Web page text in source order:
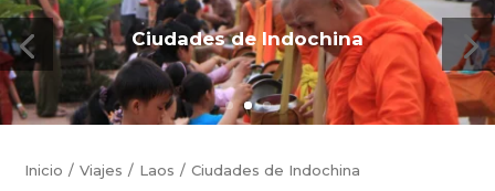
Ciudades de Indochina
Inicio Viajes Laos Ciudades de Indochina